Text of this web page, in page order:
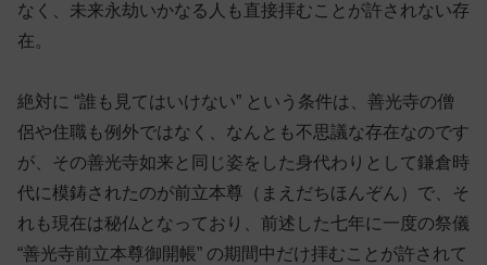
なく、未来永劫いかなる人も直接拝むことが許されない存
在。
絶対に “誰も見てはいけない” という条件は、善光寺の僧
侶や住職も例外ではなく、なんとも不思議な存在なのです
が、その善光寺如来と同じ姿をした身代わりとして鎌倉時
代に模鋳されたのが前立本尊（まえだちほんぞん）で、そ
れも現在は秘仏となっており、前述した七年に一度の祭儀
“善光寺前立本尊御開帳” の期間中だけ拝むことが許されて